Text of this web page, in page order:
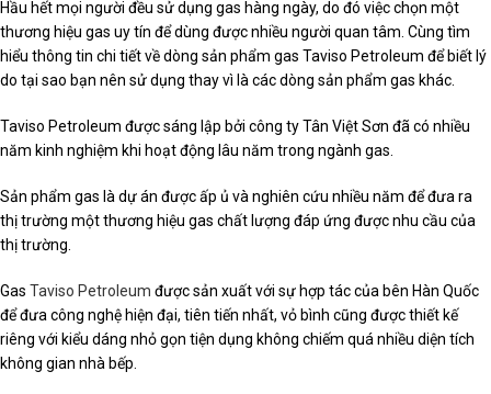
Hầu hết mọi người đều sử dụng gas hàng ngày, do đó việc chọn một
thương hiệu gas uy tín để dùng được nhiều người quan tâm. Cùng tìm
hiểu thông tin chi tiết về dòng sản phẩm gas Taviso Petroleum để biết lý
do tại sao bạn nên sử dụng thay vì là các dòng sản phẩm gas khác.
Taviso Petroleum được sáng lập bởi công ty Tân Việt Sơn đã có nhiều
năm kinh nghiệm khi hoạt động lâu năm trong ngành gas.
Sản phẩm gas là dự án được ấp ủ và nghiên cứu nhiều năm để đưa ra
thị trường một thương hiệu gas chất lượng đáp ứng được nhu cầu của
thị trường.
Gas Taviso Petroleum được sản xuất với sự hợp tác của bên Hàn Quốc
để đưa công nghệ hiện đại, tiên tiến nhất, vỏ bình cũng được thiết kế
riêng với kiểu dáng nhỏ gọn tiện dụng không chiếm quá nhiều diện tích
không gian nhà bếp.